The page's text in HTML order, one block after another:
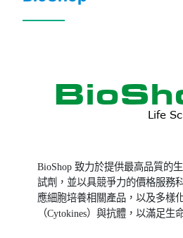
BioShop致力於提供最高品質的
試劑，並以具競爭力的價格服務
應細胞培養相關產品，以及多樣
（Cytokines）與抗體，以滿足生